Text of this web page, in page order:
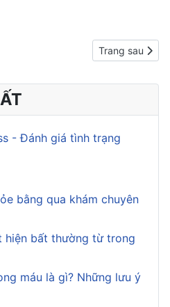
đãi cả nhà món sườn heo
Next article:
Trang sau
- Đánh giá tình trạng
bằng qua khám chuyên
hiện bất thường từ trong
máu là gì? Những lưu ý